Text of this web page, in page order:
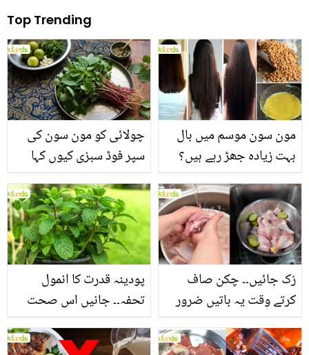
Top Trending
چولائی کو مون سون کی
سپر فوڈ سبزی کیوں کہا
منرلز اور اینٹی آکسیڈنٹس
سے بھرپور اس سبزی کے
فائدے
مون سون موسم میں بال
بہت زیادہ جھڑ رہے ہیں؟
بنانے کے چند قدرتی طریقے
پودینہ قدرت کا انمول
تحفہ۔۔ جانیں اس صحت
انگیز طبی فوائد
رُک جائیں۔۔ چکن صاف
کرتے وقت یہ باتیں ضرور